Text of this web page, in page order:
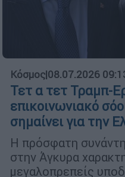
Κόσμος|08.07.2026
Τετ α τετ Τραμπ-
επικοινωνιακό
σημαίνει για την
Η πρόσφατη
στην Άγκυρα
μεγαλοπρεπείς